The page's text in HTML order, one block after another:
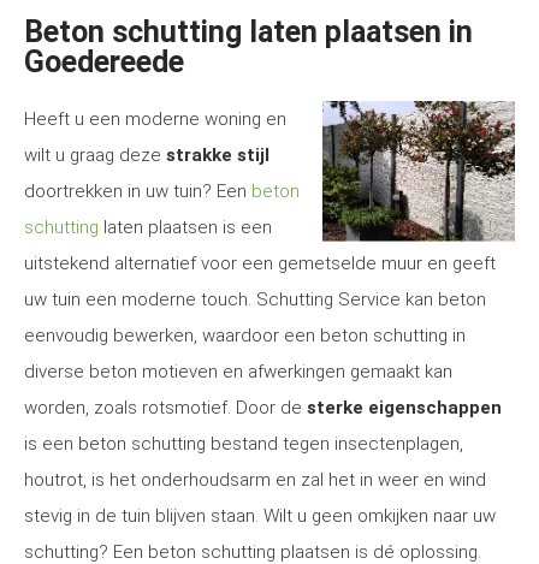
Beton schutting laten plaatsen in
Goedereede
Heeft u een moderne woning en
wilt u graag deze strakke stijl
doortrekken in uw tuin? Een beton
schutting laten plaatsen is een
uitstekend alternatief voor een gemetselde muur en geeft
uw tuin een moderne touch. Schutting Service kan beton
eenvoudig bewerken, waardoor een beton schutting in
diverse beton motieven en afwerkingen gemaakt kan
worden, zoals rotsmotief. Door de sterke eigenschappen
is een beton schutting bestand tegen insectenplagen,
houtrot, is het onderhoudsarm en zal het in weer en wind
stevig in de tuin blijven staan. Wilt u geen omkijken naar uw
schutting? Een beton schutting plaatsen is dé oplossing.